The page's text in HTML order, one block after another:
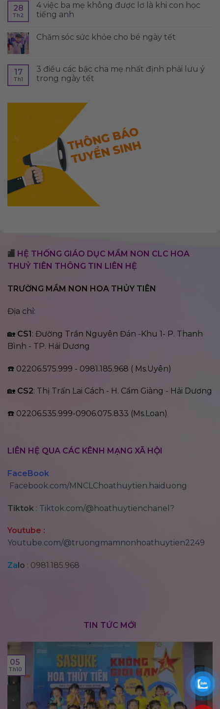
28
Th2
4 việc ba mẹ không được lơ là khi con học
tiếng anh
chăm sóc sức khỏe cho bé ngày tết
17
Th1
3 điều các bậc cha mẹ nhất định phải lưu ý
trong ngày tết
🏬 HỆ THỐNG GIÁO DỤC MẦM NON CLC HOA
THUỶ TIÊN THÔNG TIN LIÊN HỆ
TRƯỜNG MẦM NON HOA THỦY TIÊN
Địa chỉ:
🏡 CS1: Đường Trần Nguyên Đán -Khu 1- P. Thanh
Bình - TP. Hải Dương
☎️ 02206.575.999 - 0981.185.968 ( Ms.Uyên)
🏡 CS2: Thị Trấn Lai Cách - H. Cẩm Giàng - Hải Dương
☎️ 02206.535.999-0906.075.833 (Ms.Loan)
LIÊN HỆ QUA CÁC KÊNH MẠNG XÃ HỘI
FaceBook
Facebook.com/MNCLChoathuytien.haiduong
Tiktok : Tiktok.com/@hoathuytienchanel?
Youtube :
Youtube.com/@truongmamnonhoathuytien2249
Za lo : 0981.185.968
TIN TỨC MỚI
05
Th10